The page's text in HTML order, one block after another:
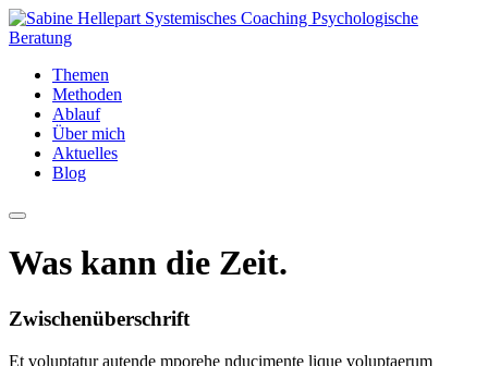
Themen
Methoden
Ablauf
Über mich
Aktuelles
Blog
Was kann die Zeit.
Zwischenüberschrift
Et voluptatur autende mporehe nducimente lique voluptaerum